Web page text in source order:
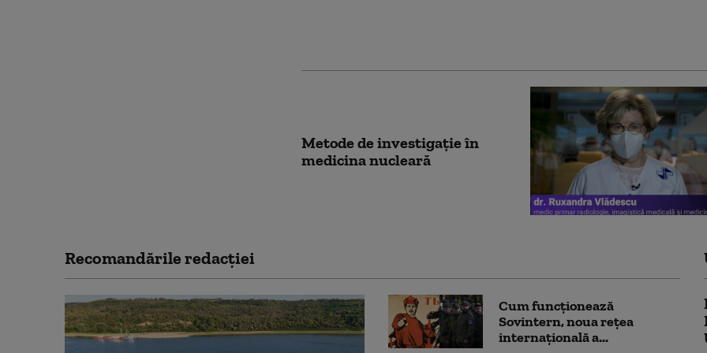
Metode de investigaţie în
medicina nucleară
Recomandările redacţiei
Cum funcționează
Sovintern, noua rețea
internațională a...